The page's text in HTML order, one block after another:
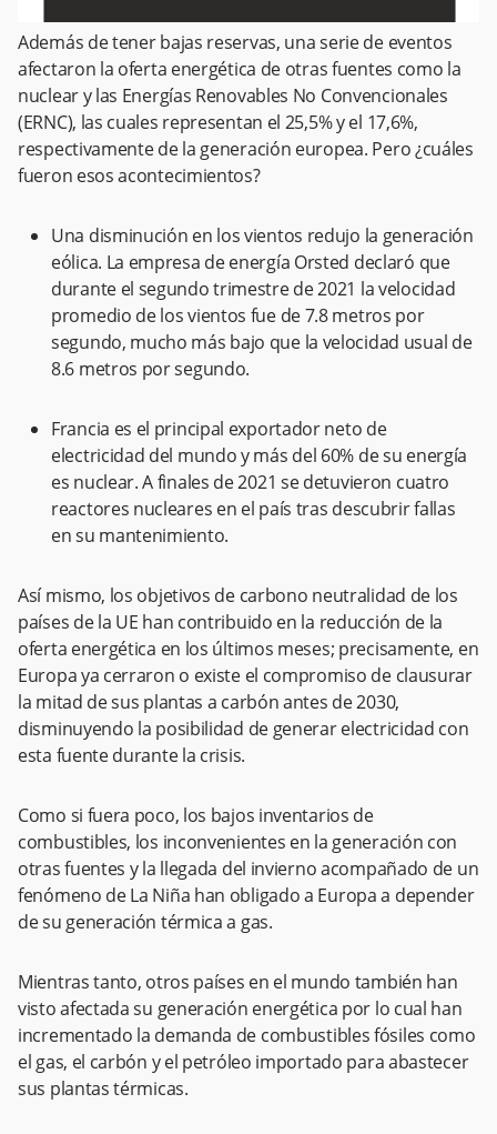
Además de tener bajas reservas, una serie de eventos
afectaron la oferta energética de otras fuentes como la
nuclear y las Energías Renovables No Convencionales
(ERNC), las cuales representan el 25,5% y el 17,6%,
respectivamente de la generación europea. Pero ¿cuáles
fueron esos acontecimientos?
Una disminución en los vientos redujo la generación
eólica. La empresa de energía Orsted declaró que
durante el segundo trimestre de 2021 la velocidad
promedio de los vientos fue de 7.8 metros por
segundo, mucho más bajo que la velocidad usual de
8.6 metros por segundo.
Francia es el principal exportador neto de
electricidad del mundo y más del 60% de su energía
es nuclear. A finales de 2021 se detuvieron cuatro
reactores nucleares en el país tras descubrir fallas
en su mantenimiento.
Así mismo, los objetivos de carbono neutralidad de los
países de la UE han contribuido en la reducción de la
oferta energética en los últimos meses; precisamente, en
Europa ya cerraron o existe el compromiso de clausurar
la mitad de sus plantas a carbón antes de 2030,
disminuyendo la posibilidad de generar electricidad con
esta fuente durante la crisis.
Como si fuera poco, los bajos inventarios de
combustibles, los inconvenientes en la generación con
otras fuentes y la llegada del invierno acompañado de un
fenómeno de La Niña han obligado a Europa a depender
de su generación térmica a gas.
Mientras tanto, otros países en el mundo también han
visto afectada su generación energética por lo cual han
incrementado la demanda de combustibles fósiles como
el gas, el carbón y el petróleo importado para abastecer
sus plantas térmicas.